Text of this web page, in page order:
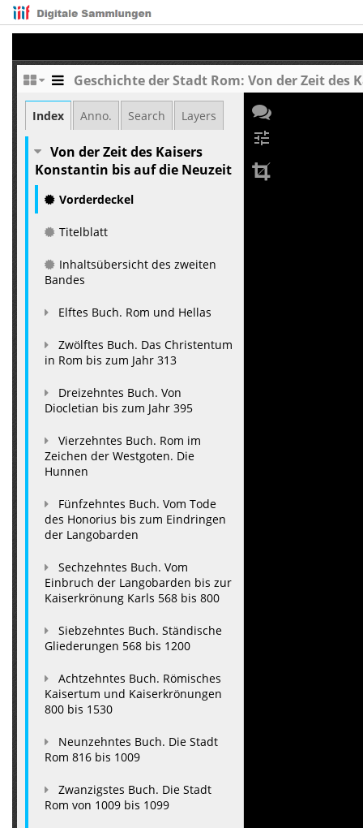
Index Anno. Search Layers
Von der Zeit des Kaisers
Konstantin bis auf die Neuzeit
Vorderdeckel
Titelblatt
Inhaltsübersicht des zweiten
Bandes
Elftes Buch. Rom und Hellas
Zwölftes Buch. Das Christentum
in Rom bis zum Jahr 313
Dreizehntes Buch. Von
Diocletian bis zum Jahr 395
Vierzehntes Buch. Rom im
Zeichen der Westgoten. Die
Hunnen
Fünfzehntes Buch. Vom Tode
des Honorius bis zum Eindringen
der Langobarden
Sechzehntes Buch. Vom
Einbruch der Langobarden bis zur
Kaiserkrönung Karls 568 bis 800
Siebzehntes Buch. Ständische
Gliederungen 568 bis 1200
Achtzehntes Buch. Römisches
Kaisertum und Kaiserkrönungen
800 bis 1530
Neunzehntes Buch. Die Stadt
Rom 816 bis 1009
Zwanzigstes Buch. Die Stadt
Rom von 1009 bis 1099
tune